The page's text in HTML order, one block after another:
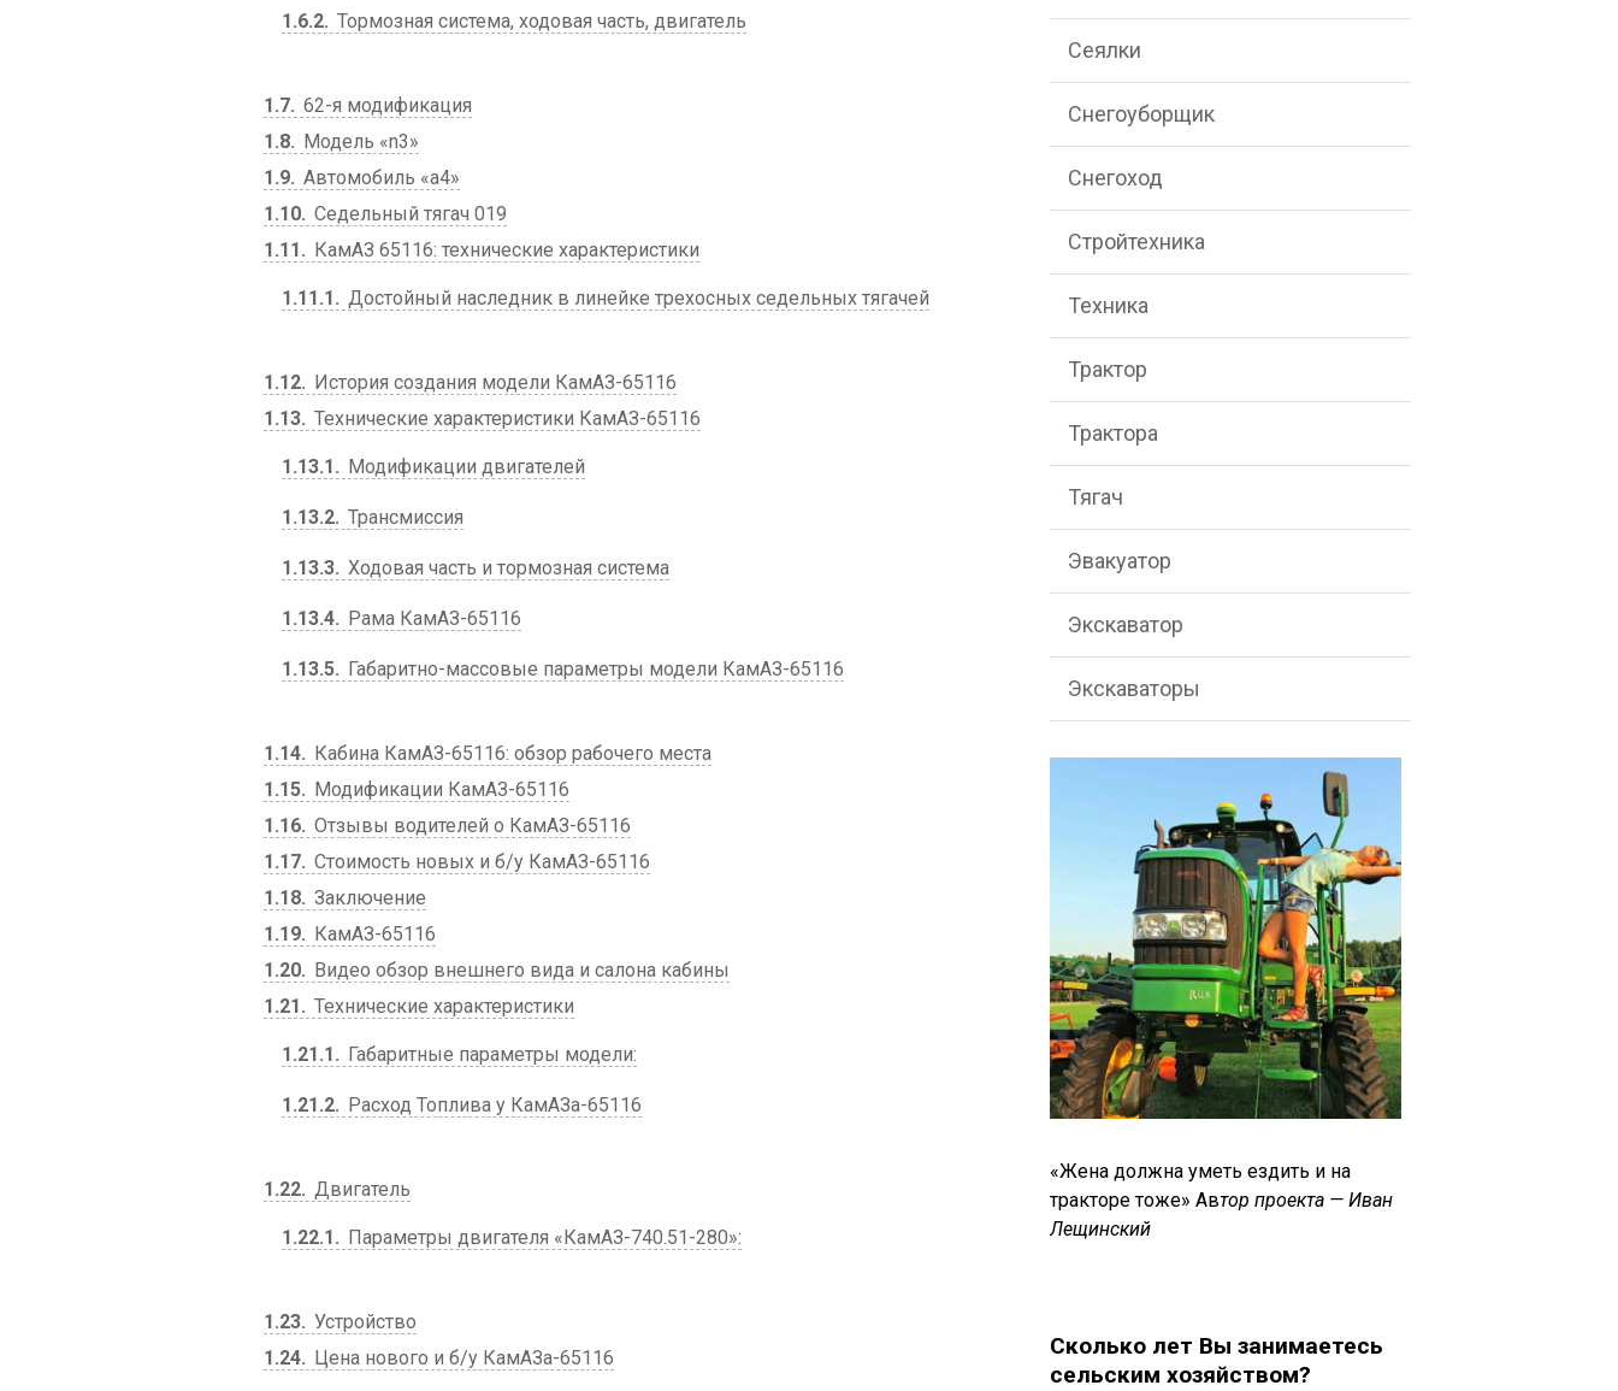
1.6.2 Тормозная система, ходовая часть, двигатель
1.7 62-я модификация
1.8
Модель «n3»
1.9 Автомобиль «a4»
1.10 Седельный тягач 019
1.11
КамАЗ 65116: технические характеристики
1.11.1 Достойный наследник в линейке трехосных седельных тягачей
1.12
История создания модели КамАЗ-65116
1.13 Технические характеристики КамАЗ-65116
1.13.1 Модификации двигателей
1.13.2 Трансмиссия
1.13.3 Ходовая часть и тормозная система
1.13.4 Рама КамАЗ-65116
1.13.5 Габаритно-массовые параметры модели КамАЗ-65116
1.14
Кабина КамАЗ-65116: обзор рабочего места
1.15
Модификации КамАЗ-65116
1.16 Отзывы водителей о КамАЗ-65116
1.17 Стоимость новых и б/у КамАЗ-65116
1.18 Заключение
1.19
КамАЗ-65116
1.20
Видео обзор внешнего вида и салона кабины
1.21
Технические характеристики
1.21.1 Габаритные параметры модели:
1.21.2 Расход Топлива у КамАЗа-65116
1.22 Двигатель
1.22.1 Параметры двигателя «КамАЗ-740.51-280»:
1.23 Устройство
1.24
Цена нового и б/у КамАЗа-65116
Сеялки
Снегоуборщик
Снегоход
Стройтехника
Техника
Трактор
Трактора
Тягач
Эвакуатор
Экскаватор
Экскаваторы
«Жена должна уметь ездить и на
тракторе тоже» Автор проекта — Иван
Лещинский
Сколько лет Вы занимаетесь
сельским хозяйством?